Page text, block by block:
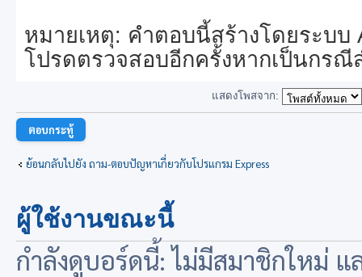
หมายเหตุ: คำตอบนี้สร้างโดยระบบ
โปรดตรวจสอบอีกครั้งหากเป็นกร
แสดงโพสจาก:
ตอบกระทู้
ย้อนกลับไปยัง ถาม-ตอบปัญหาเกี่ยวกับโปรแกรม Express
ผู้ใช้งานขณะนี้
กำลังดูบอร์ดนี้: ไม่มีสมาชิกใหม่